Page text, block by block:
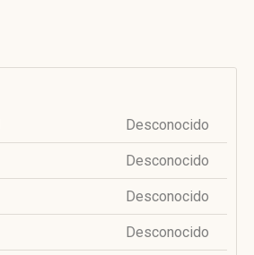
Desconocido
Desconocido
Desconocido
Desconocido